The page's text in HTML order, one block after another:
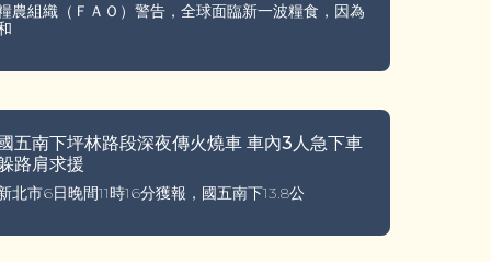
農組織（ＦＡＯ）警告，全球面臨新一波糧食，因為
五南下坪林路段深夜傳火燒車 車內3人急下車
路肩求援
北市6日晚間11時16分獲報，國五南下13.8公